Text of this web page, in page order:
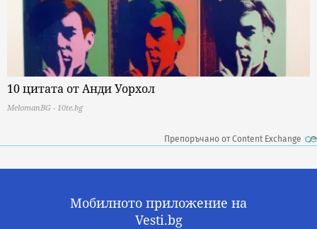
10 цитата от Анди Уорхол
MelomanBG - 10te.bg
Препоръчано от Content Exchange
Мобилното приложение на
Vesti.bg